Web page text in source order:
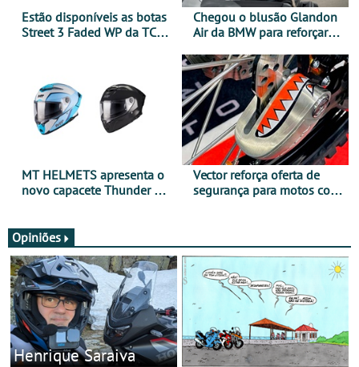
Estão disponíveis as botas
Street 3 Faded WP da TCX
Chegou o blusão Glandon
Air da BMW para reforçar
verão
MT HELMETS apresenta o
novo capacete Thunder 4 R
Vector reforça oferta de
segurança para motos com
Opiniões
Henrique Saraiva